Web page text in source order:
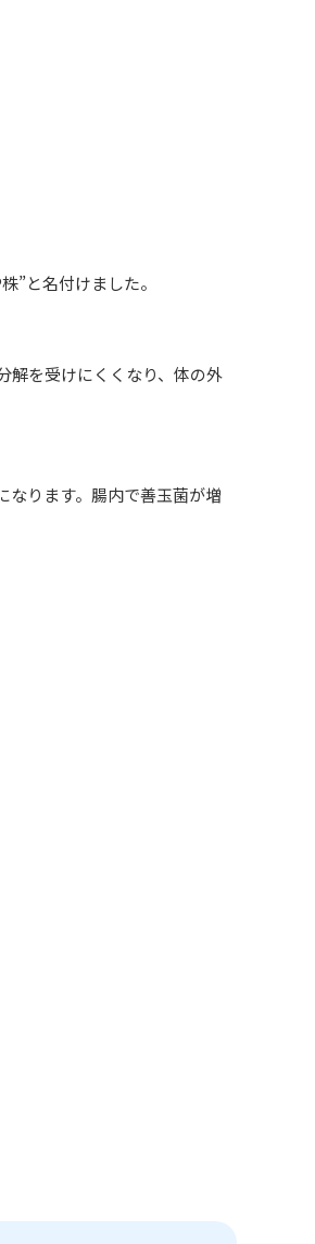
”と名付けました。
解を受けにくくなり、体の外
なります。腸内で善玉菌が増